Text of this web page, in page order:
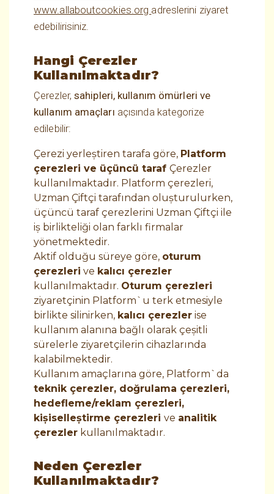
www.allaboutcookies.org adreslerini ziyaret
edebilirisiniz.
Hangi Çerezler
Kullanılmaktadır?
Çerezler, sahipleri, kullanım ömürleri ve
kullanım amaçları açısında kategorize
edilebilir:
Çerezi yerleştiren tarafa göre, Platform
çerezleri ve üçüncü taraf Çerezler
kullanılmaktadır. Platform çerezleri,
Uzman Çiftçi tarafından oluşturulurken,
üçüncü taraf çerezlerini Uzman Çiftçi ile
iş birlikteliği olan farklı firmalar
yönetmektedir.
Aktif olduğu süreye göre, oturum
çerezleri ve kalıcı çerezler
kullanılmaktadır. Oturum çerezleri
ziyaretçinin Platform`u terk etmesiyle
birlikte silinirken, kalıcı çerezler ise
kullanım alanına bağlı olarak çeşitli
sürelerle ziyaretçilerin cihazlarında
kalabilmektedir.
Kullanım amaçlarına göre, Platform`da
teknik çerezler, doğrulama çerezleri,
hedefleme/reklam çerezleri,
kişiselleştirme çerezleri ve analitik
çerezler kullanılmaktadır.
Neden Çerezler
Kullanılmaktadır?